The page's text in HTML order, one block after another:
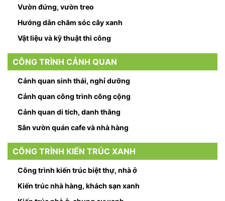
Vườn đứng, vườn treo
Hướng dẫn chăm sóc cây xanh
Vật liệu và kỹ thuật thi công
CÔNG TRÌNH CẢNH QUAN
Cảnh quan sinh thái, nghỉ dưỡng
Cảnh quan công trình công cộng
Cảnh quan di tích, danh thắng
Sân vườn quán cafe và nhà hàng
CÔNG TRÌNH KIẾN TRÚC XANH
Công trình kiến trúc biệt thự, nhà ở
Kiến trúc nhà hàng, khách sạn xanh